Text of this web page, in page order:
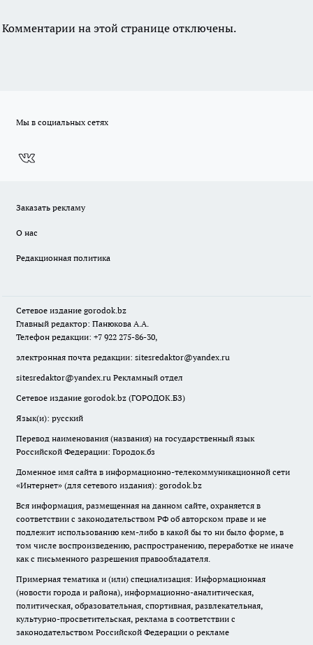
Комментарии на этой странице отключены.
Мы в социальных сетях
Заказать рекламу
О нас
Редакционная политика
Сетевое издание gorodok.bz
Главный редактор: Панюкова А.А.
Телефон редакции: +7 922 275-86-30,
электронная почта редакции: sitesredaktor@yandex.ru
sitesredaktor@yandex.ru Рекламный отдел
Сетевое издание gorodok.bz (ГОРОДОК.БЗ)
Язык(и): русский
Перевод наименования (названия) на государственный язык
Российской Федерации: Городок.бз
Доменное имя сайта в информационно-телекоммуникационной сети
«Интернет» (для сетевого издания): gorodok.bz
Вся информация, размещенная на данном сайте, охраняется в
соответствии с законодательством РФ об авторском праве и не
подлежит использованию кем-либо в какой бы то ни было форме, в
том числе воспроизведению, распространению, переработке не иначе
как с письменного разрешения правообладателя.
Примерная тематика и (или) специализация: Информационная
(новости города и района), информационно-аналитическая,
политическая, образовательная, спортивная, развлекательная,
культурно-просветительская, реклама в соответствии с
законодательством Российской Федерации о рекламе